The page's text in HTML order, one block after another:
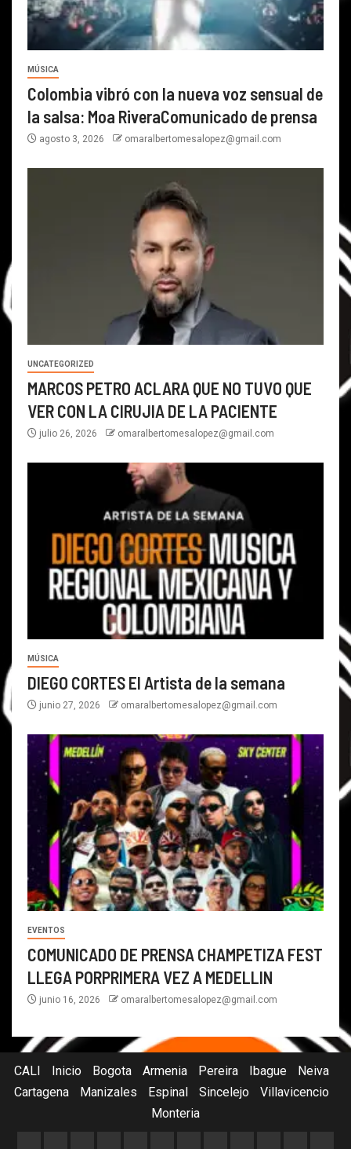
MÚSICA
Colombia vibró con la nueva voz sensual de
la salsa: Moa RiveraComunicado de prensa
agosto 3, 2026 omaralbertomesalopez@gmail.com
UNCATEGORIZED
MARCOS PETRO ACLARA QUE NO TUVO QUE
VER CON LA CIRUJIA DE LA PACIENTE
julio 26, 2026 omaralbertomesalopez@gmail.com
MÚSICA
DIEGO CORTES El Artista de la semana
junio 27, 2026 omaralbertomesalopez@gmail.com
EVENTOS
COMUNICADO DE PRENSA CHAMPETIZA FEST
LLEGA PORPRIMERA VEZ A MEDELLIN
junio 16, 2026 omaralbertomesalopez@gmail.com
CALI Inicio Bogota Armenia Pereira Ibague
Neiva
Cartagena
Manizales Espinal Sincelejo
Villavicencio
Monteria